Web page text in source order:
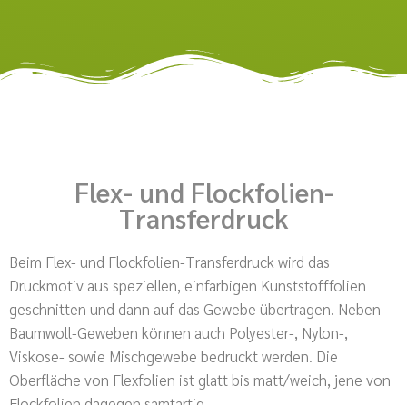
Flex- und Flockfolien-
Transferdruck
Beim Flex- und Flockfolien-Transferdruck wird das
Druckmotiv aus speziellen, einfarbigen Kunststofffolien
geschnitten und dann auf das Gewebe übertragen. Neben
Baumwoll-Geweben können auch Polyester-, Nylon-,
Viskose- sowie Mischgewebe bedruckt werden. Die
Oberfläche von Flexfolien ist glatt bis matt/weich, jene von